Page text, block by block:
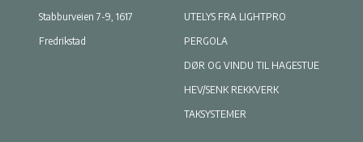
Stabburveien 7-9, 1617
Fredrikstad
UTELYS FRA LIGHTPRO
PERGOLA
DØR OG VINDU TIL HAGESTUE
HEV/SENK REKKVERK
TAKSYSTEMER